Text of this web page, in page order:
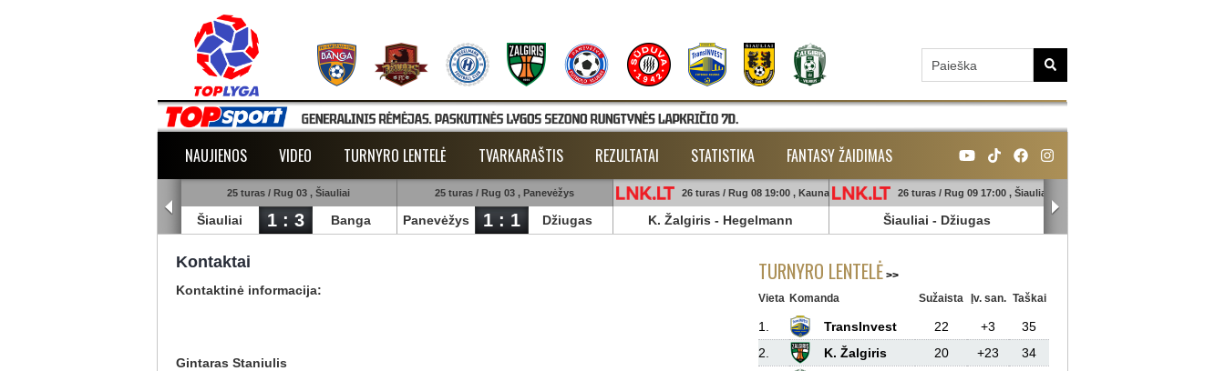
NAUJIENOS VIDEO TURNYRO LENTELĖ TVARKARAŠTIS REZULTATAI STATISTIKA FANTASY ŽAIDIMAS
25 turas / Rug 03 , Šiauliai
Šiauliai 1 : 3 Banga
25 turas / Rug 03 , Panevėžys
Panevėžys 1 : 1 Džiugas
26 turas / Rug 08 19:00 , Kaunas
K. Žalgiris - Hegelmann
26 turas / Rug 09 17:00 , Šiauliai
Šiauliai - Džiugas
Kontaktai
Kontaktinė informacija:
Gintaras Staniulis
TURNYRO LENTELĖ
Vieta Komanda Sužaista Įv. san. Taškai
1. TransInvest 22 +3
35
2.
K. Žalgiris 20 +23
34